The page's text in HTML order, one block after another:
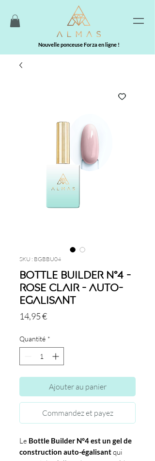
Nouvelle ponceuse Forza en ligne !
SKU : BGBBU04
Bottle Builder N°4 -
Rose Clair - Auto-
Egalisant
14,95 €Prix
Quantité *
Ajouter au panier
Commandez et payez
Le Bottle Builder N°4 est un gel de
construction auto-égalisantqui